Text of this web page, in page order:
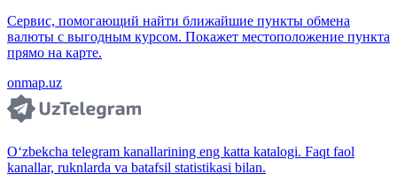
Сервис, помогающий найти ближайшие пункты обмена
валюты с выгодным курсом. Покажет местоположение пункта
прямо на карте.
onmap.uz
O‘zbekcha telegram kanallarining eng katta katalogi. Faqt faol
kanallar, ruknlarda va batafsil statistikasi bilan.